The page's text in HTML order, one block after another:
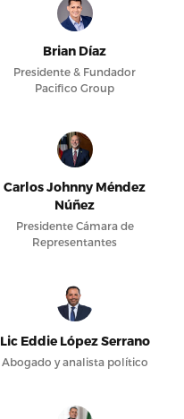
Brian Díaz
Presidente & Fundador
Pacifico Group
Carlos Johnny Méndez
Núñez
Presidente Cámara de
Representantes
Lic Eddie López Serrano
Abogado y analista político